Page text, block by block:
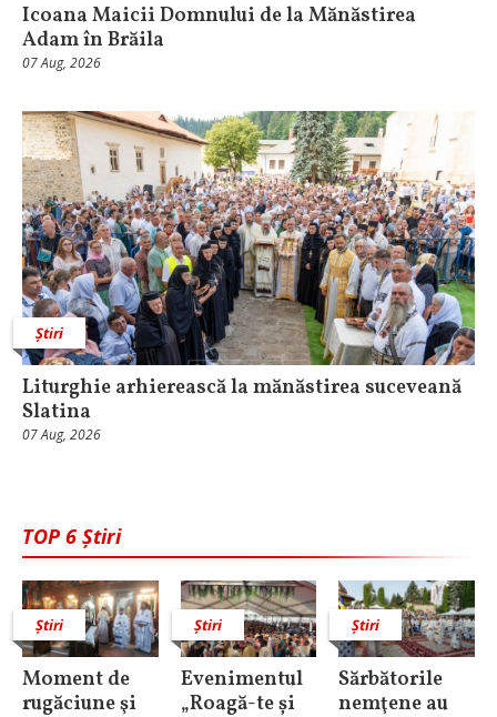
Icoana Maicii Domnului de la Mănăstirea
Adam în Brăila
07 Aug, 2026
Știri
Liturghie arhierească la mănăstirea suceveană
Slatina
07 Aug, 2026
TOP 6 Știri
Știri
Moment de
rugăciune şi
Știri
Evenimentul
„Roagă-te și
Știri
Sărbătorile
nemţene au